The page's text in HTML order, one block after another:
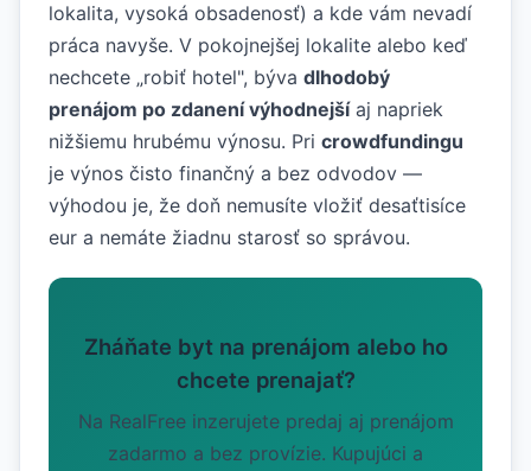
lokalita, vysoká obsadenosť) a kde vám nevadí
práca navyše. V pokojnejšej lokalite alebo keď
nechcete „robiť hotel", býva dlhodobý
prenájom po zdanení výhodnejšíaj napriek
nižšiemu hrubému výnosu. Pri crowdfundingu
je výnos čisto finančný a bez odvodov —
výhodou je, že doň nemusíte vložiť desaťtisíce
eur a nemáte žiadnu starosť so správou.
Zháňate byt na prenájom alebo ho
chcete prenajať?
Na RealFree inzerujete predaj aj prenájom
zadarmo a bez provízie. Kupujúci a